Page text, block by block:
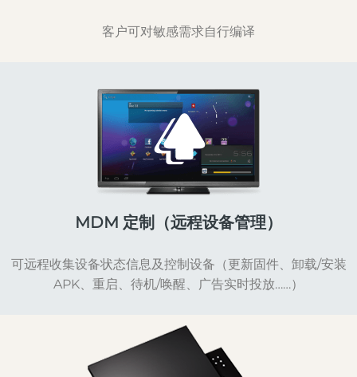
客户可对敏感需求自行编译
MDM 定制（远程设备管理）
可远程收集设备状态信息及控制设备（更新固件、卸载/安装
APK、重启、待机/唤醒、广告实时投放……）